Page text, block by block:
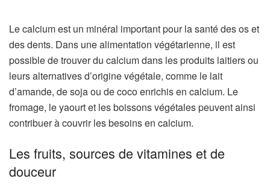
Le calcium est un minéral important pour la santé des os et
des dents. Dans une alimentation végétarienne, il est
possible de trouver du calcium dans les produits laitiers ou
leurs alternatives d’origine végétale, comme le lait
d’amande, de soja ou de coco enrichis en calcium. Le
fromage, le yaourt et les boissons végétales peuvent ainsi
contribuer à couvrir les besoins en calcium.
Les fruits, sources de vitamines et de
douceur